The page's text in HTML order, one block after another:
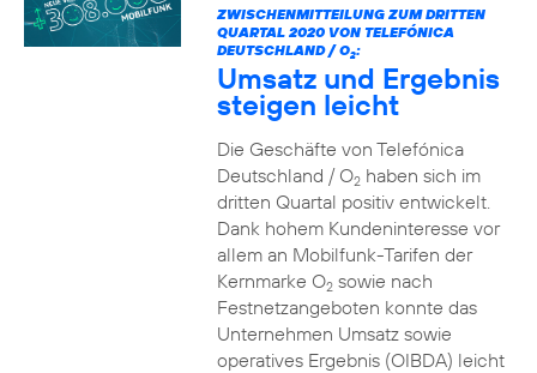
ZWISCHENMITTEILUNG ZUM DRITTEN
QUARTAL 2020 VON TELEFÓNICA
DEUTSCHLAND / O2:
Umsatz und Ergebnis
steigen leicht
Die Geschäfte von Telefónica
Deutschland / O2haben sich im
dritten Quartal positiv entwickelt.
Dank hohem Kundeninteresse vor
allem an Mobilfunk-Tarifen der
Kernmarke O2sowie nach
Festnetzangeboten konnte das
Unternehmen Umsatz sowie
operatives Ergebnis (OIBDA) leicht